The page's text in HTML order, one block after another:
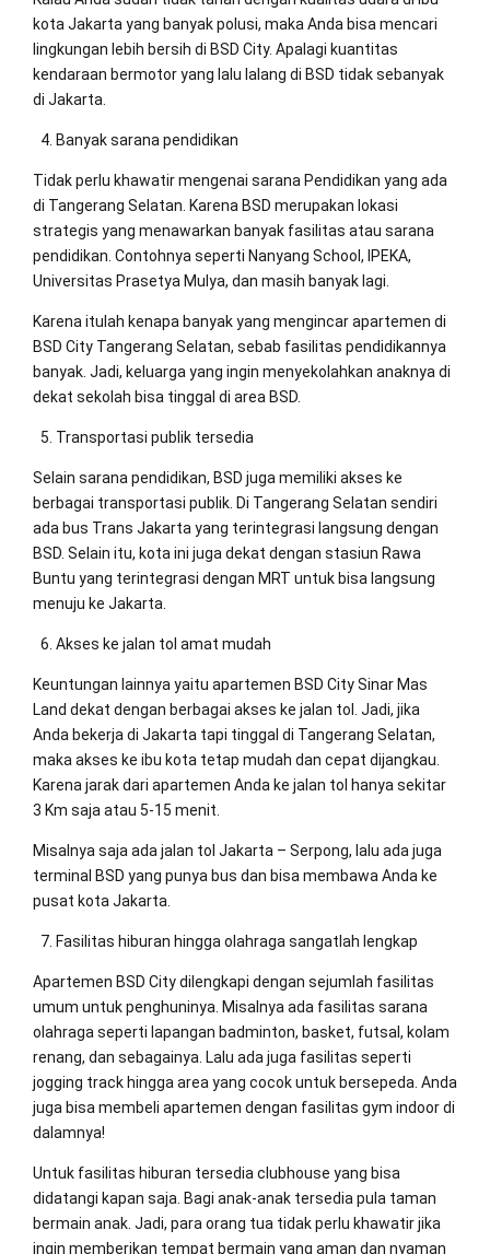
kota Jakarta yang banyak polusi, maka Anda bisa mencari
lingkungan lebih bersih di BSD City. Apalagi kuantitas
kendaraan bermotor yang lalu lalang di BSD tidak sebanyak
di Jakarta.
Banyak sarana pendidikan
Tidak perlu khawatir mengenai sarana Pendidikan yang ada
di Tangerang Selatan. Karena BSD merupakan lokasi
strategis yang menawarkan banyak fasilitas atau sarana
pendidikan. Contohnya seperti Nanyang School, IPEKA,
Universitas Prasetya Mulya, dan masih banyak lagi.
Karena itulah kenapa banyak yang mengincar apartemen di
BSD City Tangerang Selatan, sebab fasilitas pendidikannya
banyak. Jadi, keluarga yang ingin menyekolahkan anaknya di
dekat sekolah bisa tinggal di area BSD.
Transportasi publik tersedia
Selain sarana pendidikan, BSD juga memiliki akses ke
berbagai transportasi publik. Di Tangerang Selatan sendiri
ada bus Trans Jakarta yang terintegrasi langsung dengan
BSD. Selain itu, kota ini juga dekat dengan stasiun Rawa
Buntu yang terintegrasi dengan MRT untuk bisa langsung
menuju ke Jakarta.
Akses ke jalan tol amat mudah
Keuntungan lainnya yaitu apartemen BSD City Sinar Mas
Land dekat dengan berbagai akses ke jalan tol. Jadi, jika
Anda bekerja di Jakarta tapi tinggal di Tangerang Selatan,
maka akses ke ibu kota tetap mudah dan cepat dijangkau.
Karena jarak dari apartemen Anda ke jalan tol hanya sekitar
3 Km saja atau 5-15 menit.
Misalnya saja ada jalan tol Jakarta – Serpong, lalu ada juga
terminal BSD yang punya bus dan bisa membawa Anda ke
pusat kota Jakarta.
Fasilitas hiburan hingga olahraga sangatlah lengkap
Apartemen BSD City dilengkapi dengan sejumlah fasilitas
umum untuk penghuninya. Misalnya ada fasilitas sarana
olahraga seperti lapangan badminton, basket, futsal, kolam
renang, dan sebagainya. Lalu ada juga fasilitas seperti
jogging track hingga area yang cocok untuk bersepeda. Anda
juga bisa membeli apartemen dengan fasilitas gym indoor di
dalamnya!
Untuk fasilitas hiburan tersedia clubhouse yang bisa
didatangi kapan saja. Bagi anak-anak tersedia pula taman
bermain anak. Jadi, para orang tua tidak perlu khawatir jika
ingin memberikan tempat bermain yang aman dan nyaman